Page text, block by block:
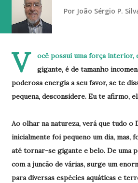
Por João Sérgio P.
V
ocê possui uma força interior,
gigante, é de tamanho
poderosa energia a seu favor, se te
pequena, desconsidere. Eu te afirmo,
Ao olhar na natureza, verá que tudo o
inicialmente foi pequeno um dia, mas,
até tornar-se gigante e belo. De uma
com a juncão de várias, surge um
para diversas espécies aquáticas e